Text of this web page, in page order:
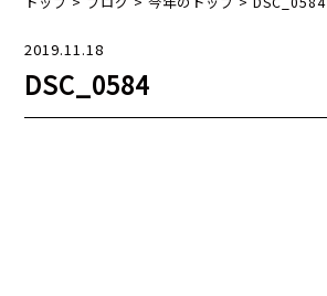
2019.11.18
DSC_0584